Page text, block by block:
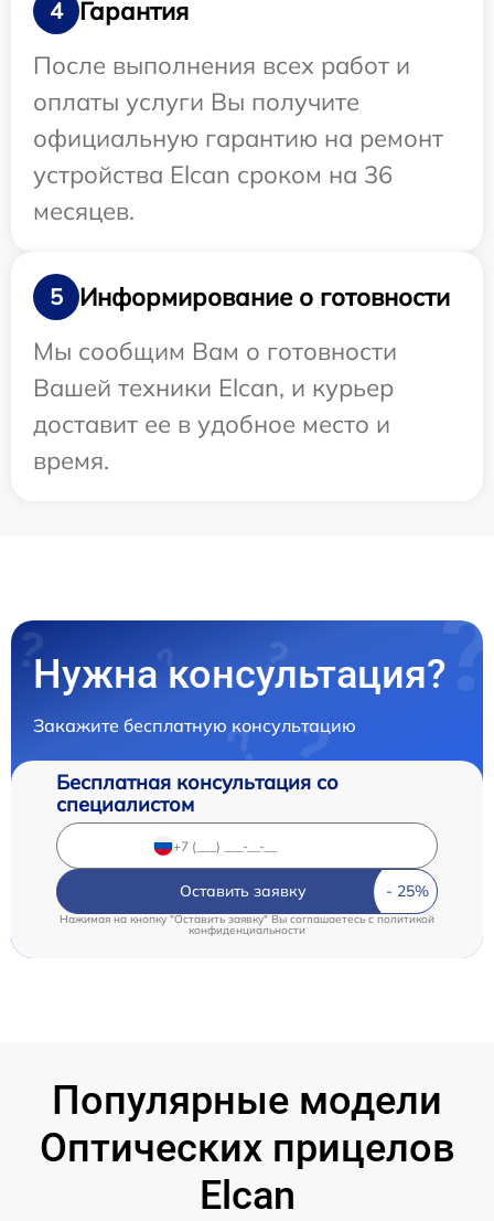
4
Гарантия
После выполнения всех работ и
оплаты услуги Вы получите
официальную гарантию на ремонт
устройства Elcan сроком на 36
месяцев.
5
Информирование о готовности
Мы сообщим Вам о готовности
Вашей техники Elcan, и курьер
доставит ее в удобное место и
время.
Нужна консультация?
Закажите бесплатную консультацию
Бесплатная консультация со
специалистом
Оставить заявку
Нажимая на кнопку "Оставить заявку" Вы соглашаетесь c политикой
конфиденциальности
Популярные модели
Оптических прицелов
Elcan